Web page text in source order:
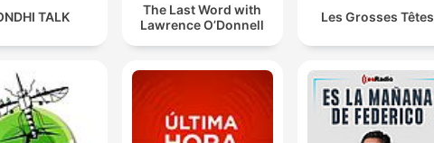
TALK
The Last Word with
Lawrence O’Donnell
Les Grosses Têtes